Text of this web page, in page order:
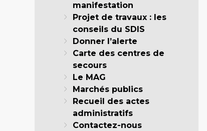
manifestation
Projet de travaux : les
conseils du SDIS
Donner l’alerte
Carte des centres de
secours
Le MAG
Marchés publics
Recueil des actes
administratifs
Contactez-nous